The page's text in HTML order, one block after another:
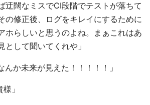
迂闊なミスでCI段階でテストが落ちて
の修正後、ログをキレイにするために
ホらしいと思うのよね。まぁこれはあ
として聞いてくれや」
か未来が見えた！！！！！」
」